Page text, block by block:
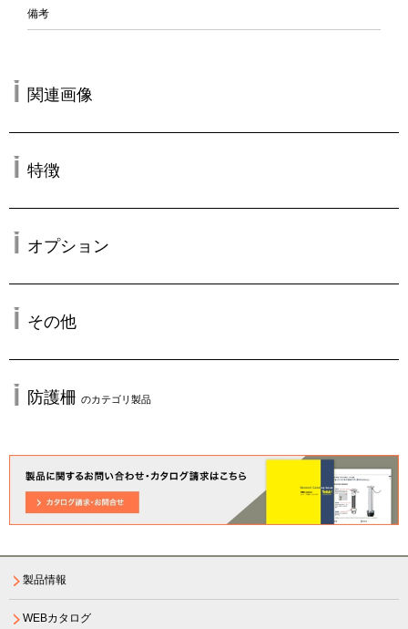
備考
関連画像
特徴
オプション
その他
防護柵 のカテゴリ製品
製品情報
WEBカタログ